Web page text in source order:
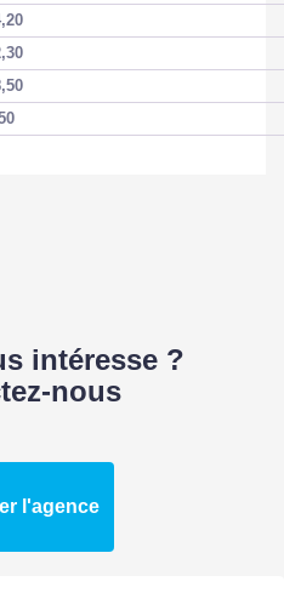
intéresse ?
nous
l'agence